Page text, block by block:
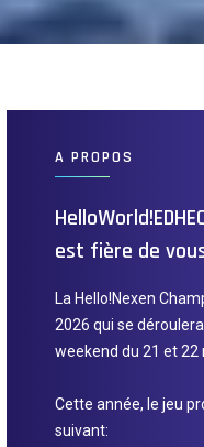
A PROPOS
est fière de
La Hello!Nexen
2026 qui se
weekend du 21 et 22
Cette année, le jeu
suivant: